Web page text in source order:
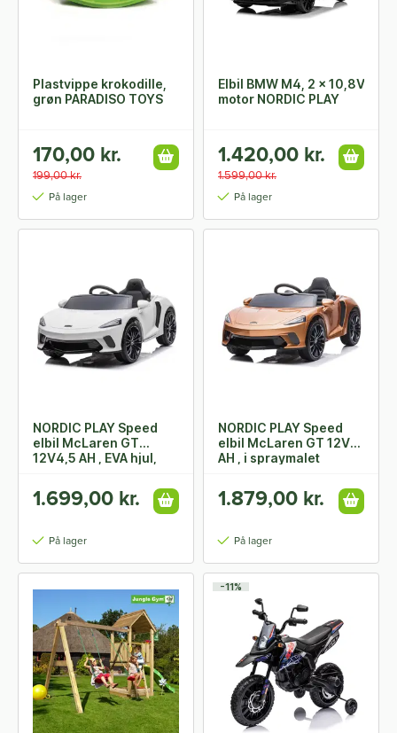
Plastvippe krokodille,
grøn PARADISO TOYS
170,00 kr.
199,00 kr.
På lager
Elbil BMW M4, 2 x 10,8V
motor NORDIC PLAY
1.420,00 kr.
1.599,00 kr.
På lager
NORDIC PLAY Speed
elbil McLaren GT
12V4,5 AH , EVA hjul,
1.699,00 kr.
På lager
NORDIC PLAY Speed
elbil McLaren GT 12V7
AH , i spraymalet
1.879,00 kr.
På lager
-11%